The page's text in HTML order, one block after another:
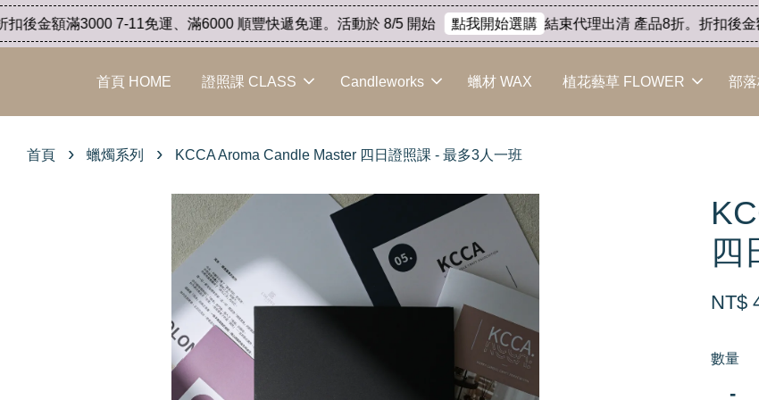
金額滿3000 7-11免運、滿6000 順豐快遞免運。活動於 8/5 開始 點我開始選購 結束代理出清 產品8折。折扣後金額
首頁 HOME 證照課 CLASS Candleworks 蠟材 WAX 植花藝草 FLOWER 部
首頁 › 蠟燭系列 › KCCA Aroma Candle Master 四日證照課 - 最多3人一班
四
NT$
數量
-